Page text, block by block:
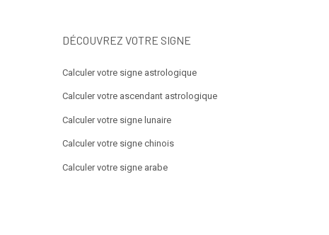
DÉCOUVREZ VOTRE SIGNE
Calculer votre signe astrologique
Calculer votre ascendant astrologique
Calculer votre signe lunaire
Calculer votre signe chinois
Calculer votre signe arabe